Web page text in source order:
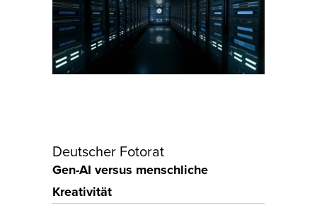
Deutscher Fotorat
Gen-AI versus menschliche
Kreativität